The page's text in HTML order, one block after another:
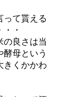
って貰える
・
の良さは当
母という
きくかかわ